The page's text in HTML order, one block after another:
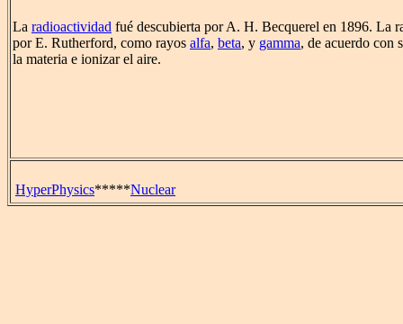
La radioactividad fué descubierta por A. H. Becquerel en 1896. La
por E. Rutherford, como rayos alfa, beta, y gamma, de acuerdo con
la materia e ionizar el aire.
HyperPhysics*****Nuclear